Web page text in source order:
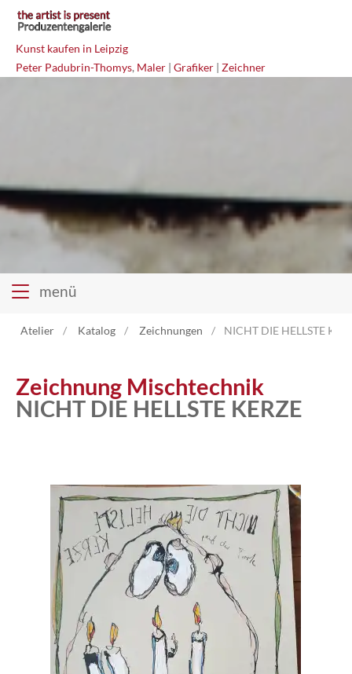
Kunst kaufen in Leipzig
Peter Padubrin-Thomys, Maler | Grafiker | Zeichner
menü
Atelier
Vita
News
Kontakt
Atelier Katalog Zeichnungen NICHT DIE HELLSTE
Zeichnung Mischtechnik
NICHT DIE HELLSTE KERZE